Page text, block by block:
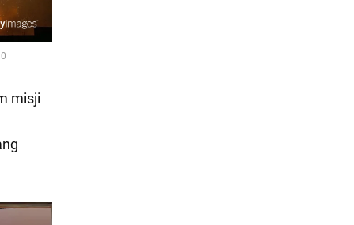
misji